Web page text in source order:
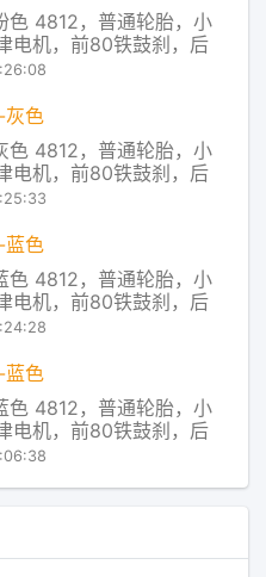
匹配，让电
色 4812，普通轮胎，小
电机，前80铁鼓刹，后
铁蓝，无靠背 穗牌电动车
的放电状态进行实时监
匹配，让电
色
色 4812，普通轮胎，小
电机，前80铁鼓刹，后
铁蓝，无靠背 穗牌电动车
的放电状态进行实时监
匹配，让电
色
色 4812，普通轮胎，小
电机，前80铁鼓刹，后
铁蓝，无靠背 穗牌电动车
的放电状态进行实时监
匹配，让电
色
色 4812，普通轮胎，小
电机，前80铁鼓刹，后
铁蓝，无靠背 穗牌电动车
放电和电机对电流的使
匹配，让电